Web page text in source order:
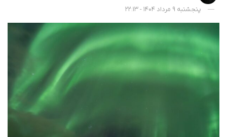
پنجشنبه 9 مرداد 1404 - 22:13